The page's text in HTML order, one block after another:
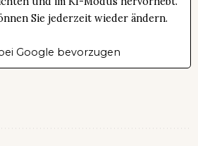
Sie jederzeit wieder ändern.
Google bevorzugen